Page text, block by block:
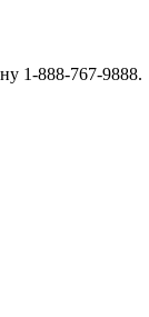
1-888-767-9888.